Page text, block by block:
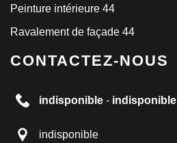
Peinture intérieure 44
Ravalement de façade 44
CONTACTEZ-NOUS
indisponible - indisponible
indisponible